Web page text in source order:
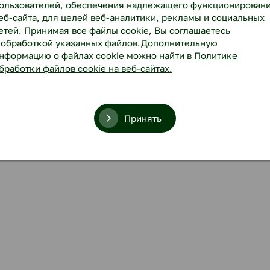
обеспечения надлежащего
сайта, для целей веб-аналитики, рекламы и социальных
Принимая все файлы cookie, Вы соглашаетесь
указанных файлов.Дополнительную
о файлах cookie можно найти в Политике
файлов cookie на веб-сайтах.
Принять